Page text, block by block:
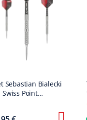
Sebastian Bialecki
Swiss Point